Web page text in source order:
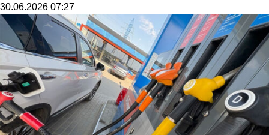
30.06.2026 07:27